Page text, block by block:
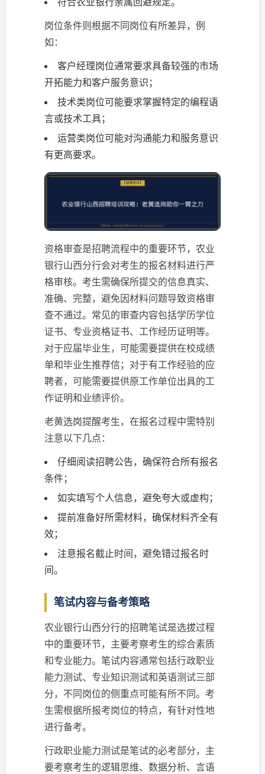
岗位条件则根据不同岗位有所差异，例
如：
客户经理岗位通常要求具备较强的市场
开拓能力和客户服务意识；
技术类岗位可能要求掌握特定的编程语
言或技术工具；
运营类岗位可能对沟通能力和服务意识
有更高要求。
资格审查是招聘流程中的重要环节，农业
银行山西分行会对考生的报名材料进行严
格审核。考生需确保所提交的信息真实、
准确、完整，避免因材料问题导致资格审
查不通过。常见的审查内容包括学历学位
证书、专业资格证书、工作经历证明等。
对于应届毕业生，可能需要提供在校成绩
单和毕业生推荐信；对于有工作经验的应
聘者，可能需要提供原工作单位出具的工
作证明和业绩评价。
老黄选岗提醒考生，在报名过程中需特别
注意以下几点：
仔细阅读招聘公告，确保符合所有报名
条件；
如实填写个人信息，避免夸大或虚构；
提前准备好所需材料，确保材料齐全有
效；
注意报名截止时间，避免错过报名时
间。
笔试内容与备考策略
农业银行山西分行的招聘笔试是选拔过程
中的重要环节，主要考察考生的综合素质
和专业能力。笔试内容通常包括行政职业
能力测试、专业知识测试和英语测试三部
分，不同岗位的侧重点可能有所不同。考
生需根据所报考岗位的特点，有针对性地
进行备考。
行政职业能力测试是笔试的必考部分，主
要考察考生的逻辑思维、数据分析、言语